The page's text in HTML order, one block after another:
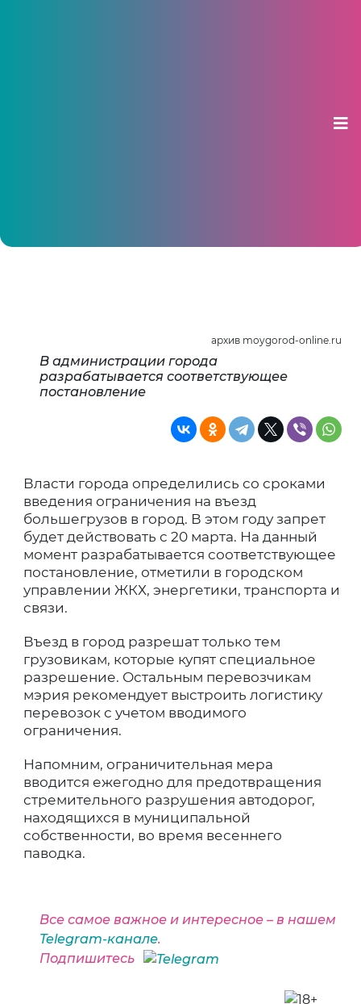
архив moygorod-online.ru
В администрации города
разрабатывается соответствующее
постановление
Власти города определились со сроками
введения ограничения на въезд
большегрузов в город. В этом году запрет
будет действовать с 20 марта. На данный
момент разрабатывается соответствующее
постановление, отметили в городском
управлении ЖКХ, энергетики, транспорта и
связи.
Въезд в город разрешат только тем
грузовикам, которые купят специальное
разрешение. Остальным перевозчикам
мэрия рекомендует выстроить логистику
перевозок с учетом вводимого
ограничения.
Напомним, ограничительная мера
вводится ежегодно для предотвращения
стремительного разрушения автодорог,
находящихся в муниципальной
собственности, во время весеннего
паводка.
Все самое важное и интересное – в нашем
Telegram-канале.
Подпишитесь